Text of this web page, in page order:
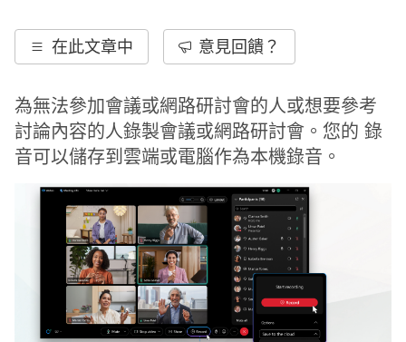
在此文章中 意見回饋？
為無法參加會議或網路研討會的人或想要參考
討論內容的人錄製會議或網路研討會。您的 錄
音可以儲存到雲端或電腦作為本機錄音。